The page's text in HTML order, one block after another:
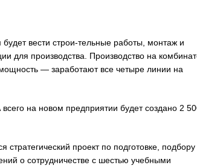
вести строи-тельные работы, монтаж и
для производства. Производство на
— заработают все четыре линии на
на новом предприятии будет создано 2
стратегический проект по подготовке, подбору
о сотрудничестве с шестью учебными